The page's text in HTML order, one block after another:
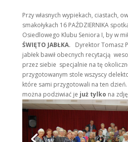
Przy własnych wypiekach, ciastach,
smakołykach 16 PAŹDZIERNIKA
Osiedlowego Klubu Seniora I, by w
ŚWIĘTO JABŁKA. Dyrektor Tomasz
jabłek bawił obecnych recytacją
przez siebie specjalnie na tę
przygotowanym stole wszyscy
które sami przygotowali na ten dzień.
można podziwiać je już tylko na